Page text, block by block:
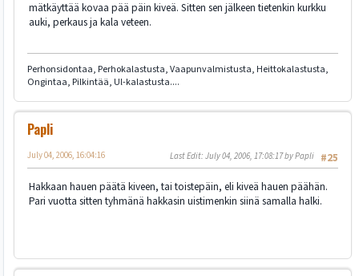
mätkäyttää kovaa pää päin kiveä. Sitten sen jälkeen tietenkin kurkku
auki, perkaus ja kala veteen.
Perhonsidontaa, Perhokalastusta, Vaapunvalmistusta, Heittokalastusta,
Ongintaa, Pilkintää, Ul-kalastusta....
Papli
#25
July 04, 2006, 16:04:16 Last Edit: July 04, 2006, 17:08:17 by Papli
Hakkaan hauen päätä kiveen, tai toistepäin, eli kiveä hauen päähän.
Pari vuotta sitten tyhmänä hakkasin uistimenkin siinä samalla halki.